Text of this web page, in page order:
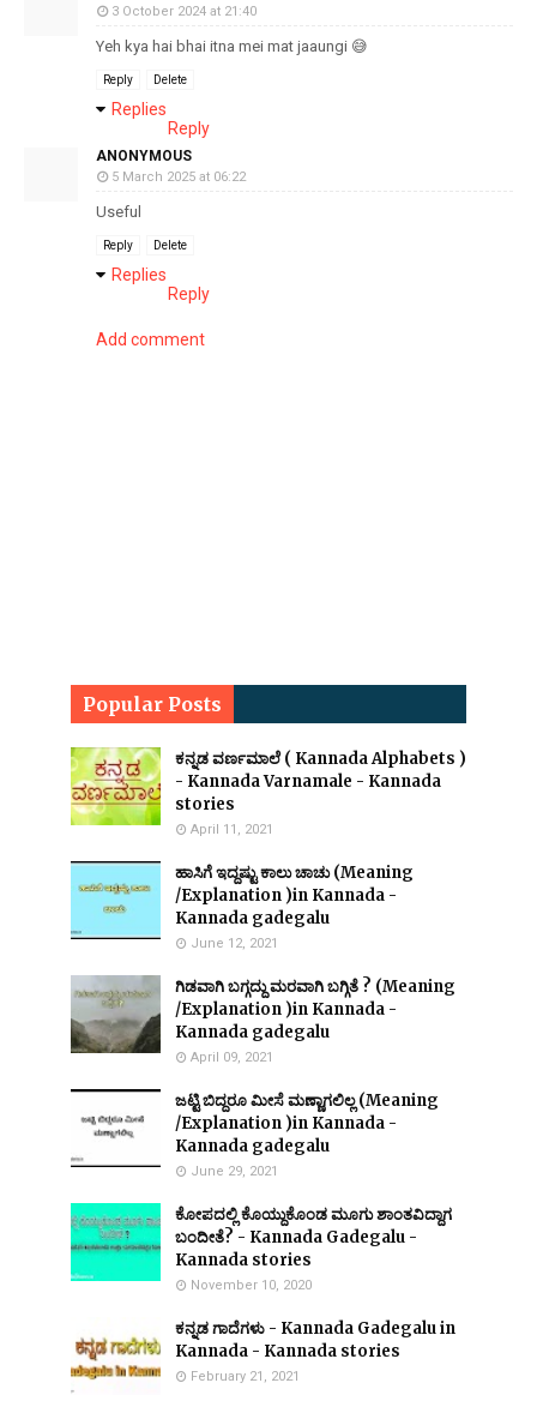
3 October 2024 at 21:40
Yeh kya hai bhai itna mei mat jaaungi 😅
Reply Delete
Replies
Reply
ANONYMOUS
5 March 2025 at 06:22
Useful
Reply Delete
Replies
Reply
Add comment
Popular Posts
ಕನ್ನಡ ವರ್ಣಮಾಲೆ ( Kannada Alphabets )
- Kannada Varnamale - Kannada
stories
April 11, 2021
ಹಾಸಿಗೆ ಇದ್ದಷ್ಟು ಕಾಲು ಚಾಚು (Meaning
/Explanation )in Kannada -
Kannada gadegalu
June 12, 2021
ಗಿಡವಾಗಿ ಬಗ್ಗದ್ದು ಮರವಾಗಿ ಬಗ್ಗಿತೆ ? (Meaning
/Explanation )in Kannada -
Kannada gadegalu
April 09, 2021
ಜಟ್ಟಿ ಬಿದ್ದರೂ ಮೀಸೆ ಮಣ್ಣಾಗಲಿಲ್ಲ (Meaning
/Explanation )in Kannada -
Kannada gadegalu
June 29, 2021
ಕೋಪದಲ್ಲಿ ಕೊಯ್ದುಕೊಂಡ ಮೂಗು ಶಾಂತವಿದ್ದಾಗ
ಬಂದೀತೆ? - Kannada Gadegalu -
Kannada stories
November 10, 2020
ಕನ್ನಡ ಗಾದೆಗಳು - Kannada Gadegalu in
Kannada - Kannada stories
February 21, 2021